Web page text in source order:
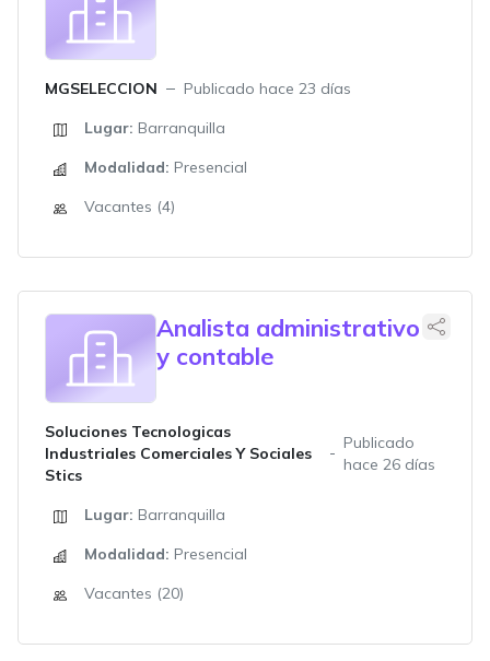
MGSELECCION
Publicado hace 23 días
Lugar: Barranquilla
Modalidad: Presencial
Vacantes (4)
Analista administrativo
y contable
Soluciones Tecnologicas
Industriales Comerciales Y Sociales
Stics
Publicado
hace 26 días
Lugar: Barranquilla
Modalidad: Presencial
Vacantes (20)